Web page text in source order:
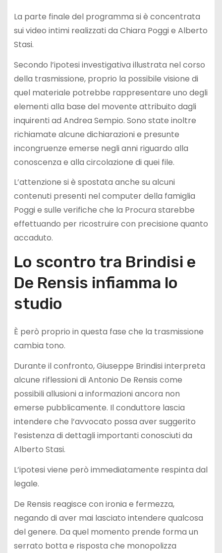
La parte finale del programma si è concentrata
sui video intimi realizzati da Chiara Poggi e Alberto
Stasi.
Secondo l’ipotesi investigativa illustrata nel corso
della trasmissione, proprio la possibile visione di
quel materiale potrebbe rappresentare uno degli
elementi alla base del movente attribuito dagli
inquirenti ad Andrea Sempio. Sono state inoltre
richiamate alcune dichiarazioni e presunte
incongruenze emerse negli anni riguardo alla
conoscenza e alla circolazione di quei file.
L’attenzione si è spostata anche su alcuni
contenuti presenti nel computer della famiglia
Poggi e sulle verifiche che la Procura starebbe
effettuando per ricostruire con precisione quanto
accaduto.
Lo scontro tra Brindisi e
De Rensis infiamma lo
studio
È però proprio in questa fase che la trasmissione
cambia tono.
Durante il confronto, Giuseppe Brindisi interpreta
alcune riflessioni di Antonio De Rensis come
possibili allusioni a informazioni ancora non
emerse pubblicamente. Il conduttore lascia
intendere che l’avvocato possa aver suggerito
l’esistenza di dettagli importanti conosciuti da
Alberto Stasi.
L’ipotesi viene però immediatamente respinta dal
legale.
De Rensis reagisce con ironia e fermezza,
negando di aver mai lasciato intendere qualcosa
del genere. Da quel momento prende forma un
serrato botta e risposta che monopolizza